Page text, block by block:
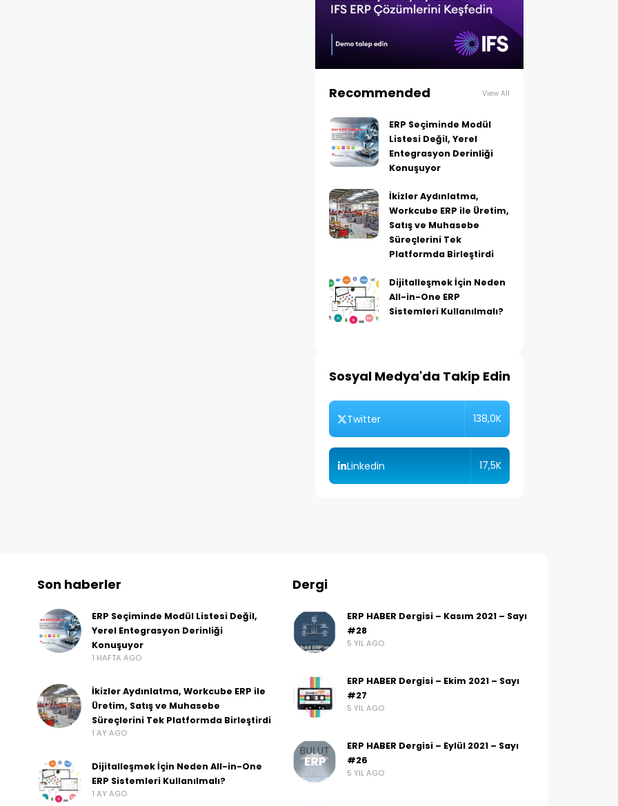
Recommended View All
ERP Seçiminde Modül
Listesi Değil, Yerel
Entegrasyon Derinliği
Konuşuyor
İkizler Aydınlatma,
Workcube ERP ile Üretim,
Satış ve Muhasebe
Süreçlerini Tek
Platformda Birleştirdi
Dijitalleşmek İçin Neden
All-in-One ERP
Sistemleri Kullanılmalı?
Sosyal Medya'da Takip Edin
Twitter 138,0K
Linkedin 17,5K
Son haberler
ERP Seçiminde Modül Listesi Değil,
Yerel Entegrasyon Derinliği
Konuşuyor
1 HAFTA AGO
İkizler Aydınlatma, Workcube ERP ile
Üretim, Satış ve Muhasebe
Süreçlerini Tek Platformda Birleştirdi
1 AY AGO
Dijitalleşmek İçin Neden All-in-One
ERP Sistemleri Kullanılmalı?
1 AY AGO
Dergi
ERP HABER Dergisi – Kasım 2021 – Sayı
#28
5 YIL AGO
ERP HABER Dergisi – Ekim 2021 – Sayı
#27
5 YIL AGO
ERP HABER Dergisi – Eylül 2021 – Sayı
#26
5 YIL AGO